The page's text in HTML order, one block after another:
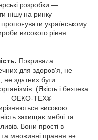
розробки —
нішу на ринку
українському
високого рівня
Покривала
для здоров'я, не
не здатних бути
(Якість і безпека
— OEKO-TEX®
високою
захищає меблі та
Вони прості в
та множинні прання не